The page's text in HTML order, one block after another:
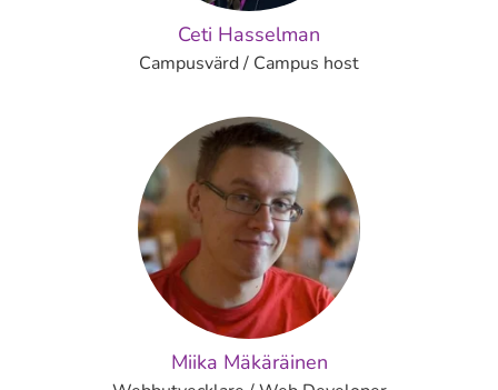
Ceti Hasselman
Campusvärd / Campus host
Miika Mäkäräinen